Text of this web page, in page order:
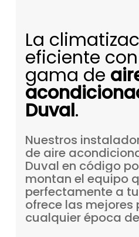
La
eficiente
gama de
Duval.
Nuestros
de aire
Duval en código
montan el equipo
perfectamente a tu
ofrece las mejores
cualquierépoca